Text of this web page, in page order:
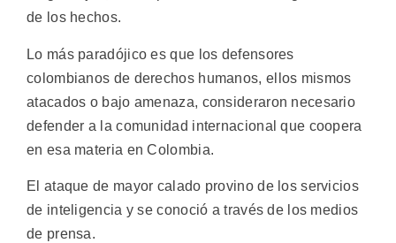
de los hechos.
Lo más paradójico es que los defensores
colombianos de derechos humanos, ellos mismos
atacados o bajo amenaza, consideraron necesario
defender a la comunidad internacional que coopera
en esa materia en Colombia.
El ataque de mayor calado provino de los servicios
de inteligencia y se conoció a través de los medios
de prensa.